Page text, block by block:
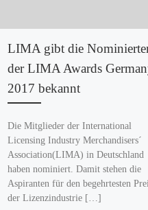
LIMA gibt die
der LIMA Awards
2017 bekannt
Die Mitglieder der International
Licensing Industry Merchandisers´
Association(LIMA) in Deutschland
haben nominiert. Damit stehen die
Aspiranten für den begehrtesten
der Lizenzindustrie […]